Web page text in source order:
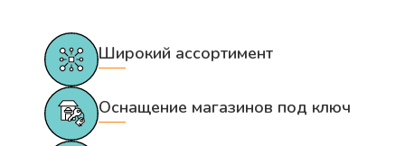
Широкий ассортимент
Оснащение магазинов под ключ